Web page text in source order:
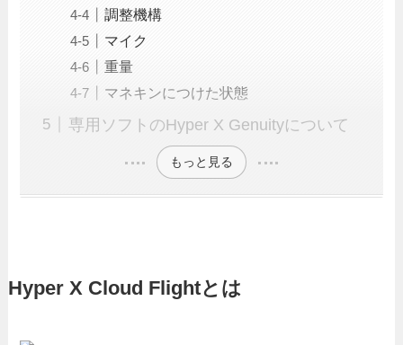
調整機構
マイク
重量
マネキンにつけた状態
専用ソフトのHyper X Genuityについて
もっと見る
Hyper X Cloud Flightとは